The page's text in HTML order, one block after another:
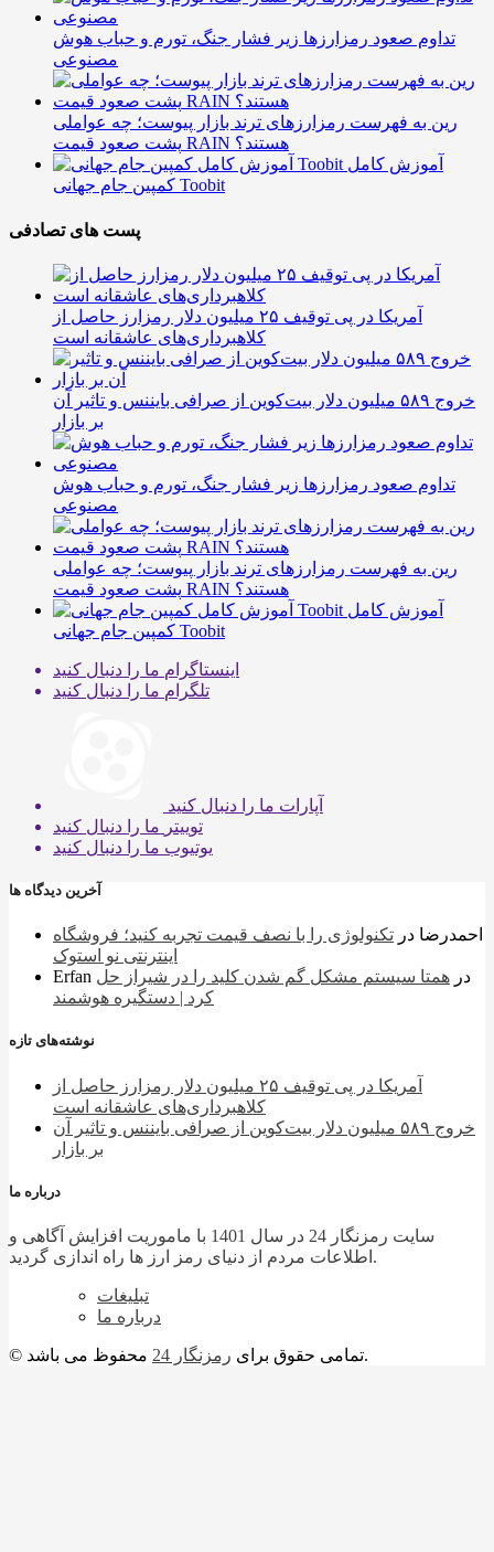
تداوم صعود رمزارزها زیر فشار جنگ، تورم و حباب هوش
مصنوعی
رین به فهرست رمزارزهای ترند بازار پیوست؛ چه عواملی
پشت صعود قیمت RAIN هستند؟
آموزش کامل
کمپین جام جهانی Toobit
پست های تصادفی
آمریکا در پی توقیف ۲۵ میلیون دلار رمزارز حاصل از
کلاهبرداری‌های عاشقانه است
خروج ۵۸۹ میلیون دلار بیت‌کوین از صرافی بایننس و تاثیر آن
بر بازار
تداوم صعود رمزارزها زیر فشار جنگ، تورم و حباب هوش
مصنوعی
رین به فهرست رمزارزهای ترند بازار پیوست؛ چه عواملی
پشت صعود قیمت RAIN هستند؟
آموزش کامل
کمپین جام جهانی Toobit
اینستاگرام ما را دنبال کنید
تلگرام ما را دنبال کنید
آپارات ما را دنبال کنید
توییتر ما را دنبال کنید
یوتیوب ما را دنبال کنید
آخرین دیدگاه ها
احمدرضا در تکنولوژی را با نصف قیمت تجربه کنید؛ فروشگاه
اینترنتی نو استوک
Erfan
در همتا سیستم مشکل گم شدن کلید را در شیراز حل
کرد | دستگیره هوشمند
نوشته‌های تازه
آمریکا در پی توقیف ۲۵ میلیون دلار رمزارز حاصل از
کلاهبرداری‌های عاشقانه است
خروج ۵۸۹ میلیون دلار بیت‌کوین از صرافی بایننس و تاثیر آن
بر بازار
درباره ما
سایت رمزنگار 24 در سال 1401 با ماموریت افزایش آگاهی و
اطلاعات مردم از دنیای رمز ارز ها راه اندازی گردید.
تبلیغات
درباره ما
© تمامی حقوق برای رمزنگار 24 محفوظ می باشد.